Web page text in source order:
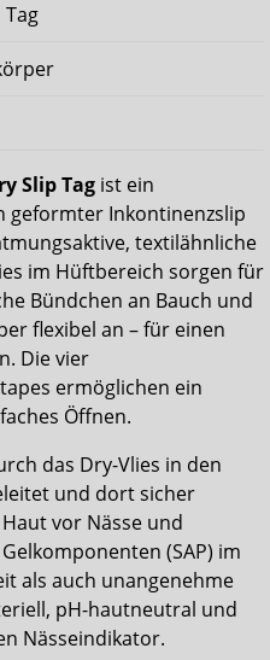
Slip Tag ist ein
geformter Inkontinenzslip
textilähnliche
im Hüftbereich sorgen für
Bündchen an Bauch und
flexibel an – für einen
Die vier
ermöglichen ein
Öffnen.
das Dry-Vlies in den
und dort sicher
vor Nässe und
(SAP) im
als auch unangenehme
pH-hautneutral und
Nässeindikator.